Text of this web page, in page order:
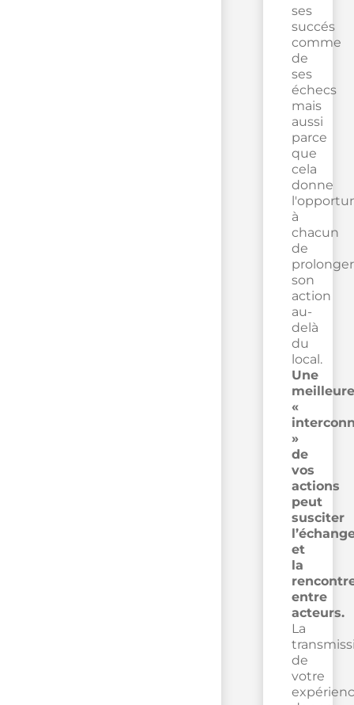
ses
succés
comme
de
ses
échecs
mais
aussi
parce
que
cela
donne
à
chacun
de
prolonger
son
action
au-
delà
du
local.
Une
meilleure
«
»
de
vos
actions
peut
susciter
et
la
entre
acteurs.
La
de
votre